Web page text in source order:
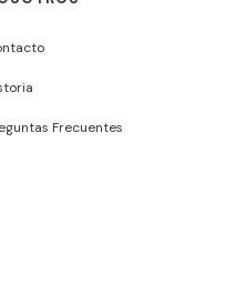
Frecuentes